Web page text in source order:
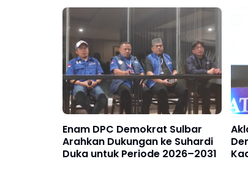
Enam DPC Demokrat Sulbar
Arahkan Dukungan ke Suhardi
Duka untuk Periode 2026–2031